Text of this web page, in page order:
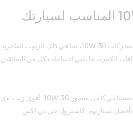
تقدم كاسترول مجموعة واسعة من زيوت المحركات 10W-30، بما في ذلك الزيوت الفاخرة
الكبيرة، ما يلبي احتياجات كل من السائقين
يعتبر زيت كاسترول إيدج، وهو زيت محرك اصطناعي كامل متطور 10W-30، أقوى زيت لدى
الأفضل لسيارتهم. كاسترول جي تي اكس